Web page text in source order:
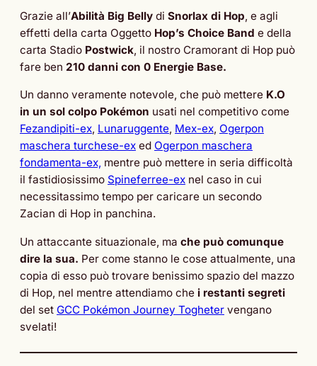
Grazie all’Abilità Big Belly di Snorlax di Hop, e agli
effetti della carta Oggetto Hop’s Choice Band e della
carta Stadio Postwick, il nostro Cramorant di Hop può
fare ben 210 danni con 0 Energie Base.
Un danno veramente notevole, che può mettere K.O
in un sol colpo Pokémon usati nel competitivo come
Fezandipiti-ex, Lunaruggente, Mex-ex, Ogerpon
maschera turchese-ex ed Ogerpon maschera
fondamenta-ex, mentre può mettere in seria difficoltà
il fastidiosissimo Spineferree-ex nel caso in cui
necessitassimo tempo per caricare un secondo
Zacian di Hop in panchina.
Un attaccante situazionale, ma che può comunque
dire la sua. Per come stanno le cose attualmente, una
copia di esso può trovare benissimo spazio del mazzo
di Hop, nel mentre attendiamo che i restanti segreti
del set GCC Pokémon Journey Togheter vengano
svelati!